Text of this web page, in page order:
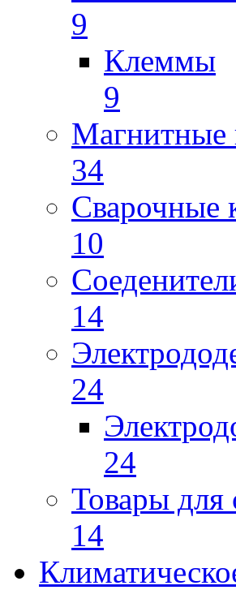
9
Клеммы
9
Магнитные
34
Сварочные
10
14
24
24
Товары для
14